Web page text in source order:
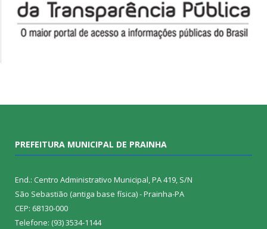
PREFEITURA MUNICIPAL DE PRAINHA
End.: Centro Administrativo Municipal, PA 419, S/N
São Sebastião (antiga base física) - Prainha-PA
CEP: 68130-000
Telefone: (93) 3534-1144